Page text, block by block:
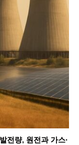
전량, 원전과 가스·